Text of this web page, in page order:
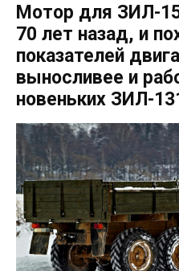
Мотор для ЗИЛ-
70 лет назад, и
показателей
выносливее и
новеньких ЗИЛ-